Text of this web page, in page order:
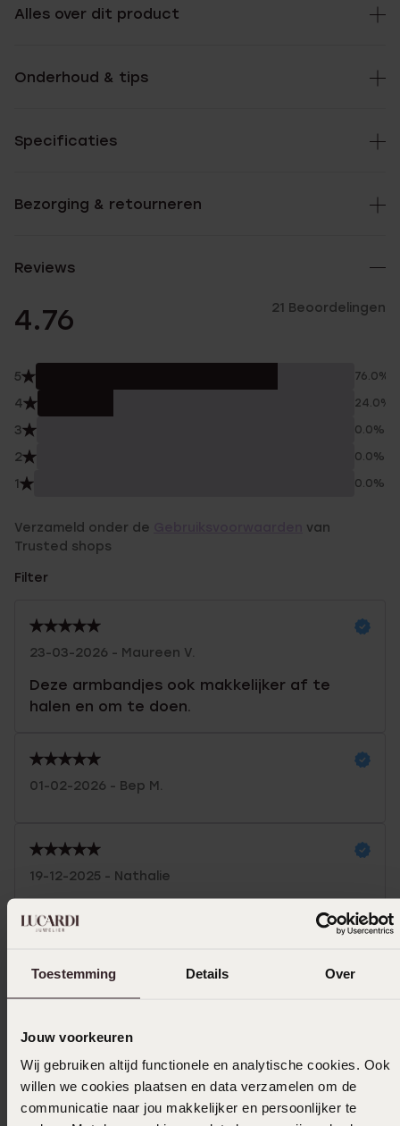
Toestemming Details Over
Jouw voorkeuren
Wij gebruiken altijd functionele en analytische cookies. Ook
willen we cookies plaatsen en data verzamelen om de
communicatie naar jou makkelijker en persoonlijker te
Alles over dit product
Onderhoud & tips
Specificaties
Bezorging & retourneren
Reviews
4.76 21 Beoordelingen
5 76.0%
4 24.0%
3 0.0%
2 0.0%
1 0.0%
Verzameld onder de
van
Trusted shops
Filter
23-03-2026 - Maureen V.
Deze armbandjes ook makkelijker af te
halen en om te doen.
01-02-2026 - Bep M.
19-12-2025 - Nathalie
Mooie schakelarmband. Dag en nacht te
dragen.
Toon meer
Selecteer maat & bestel
Ook leuk voor jou